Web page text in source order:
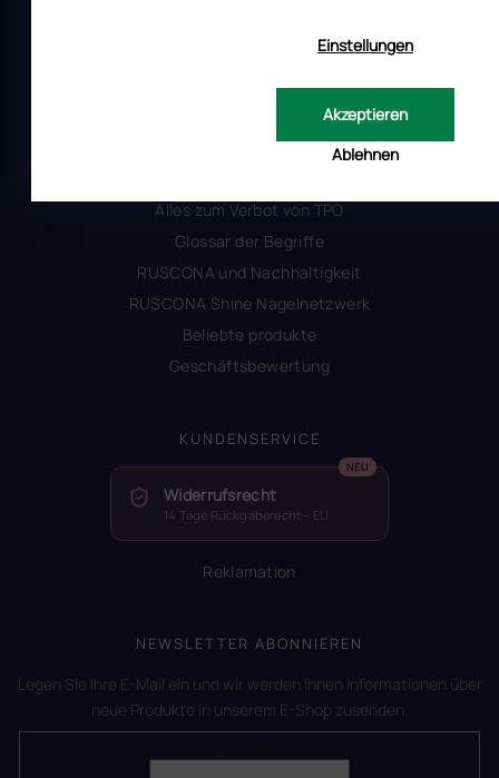
Einstellungen
Ablehnen
Akzeptieren
INFORMATIONEN FÜR SIE
Kontakt
Alles zum Verbot von TPO
Glossar der Begriffe
RUSCONA und Nachhaltigkeit
RUSCONA Shine Nagelnetzwerk
Beliebte produkte
Geschäftsbewertung
KUNDENSERVICE
Widerrufsrecht
14 Tage Rückgaberecht – EU
Reklamation
NEWSLETTER ABONNIEREN
Legen Sie Ihre E-Mail ein und wir werden Ihnen Informationen über
neue Produkte in unserem E-Shop zusenden.